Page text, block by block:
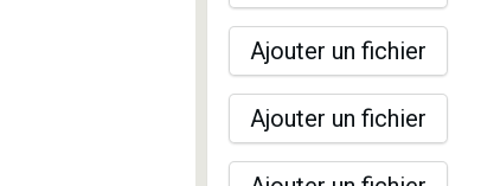
Ajouter un fichier
Ajouter un fichier